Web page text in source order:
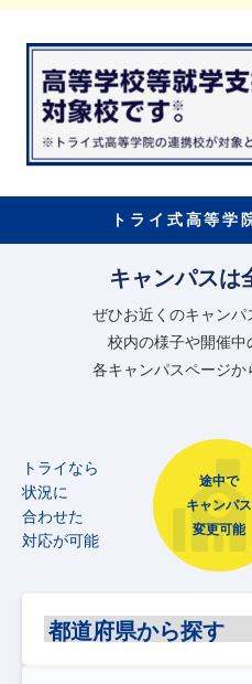
トライ式高等学
キャンパスは
ぜひお近くのキャンパ
校内の様子や開催
各キャンパスページか
トライなら
状況に
合わせた
対応が可能
途中で
キャンパス
変更可能